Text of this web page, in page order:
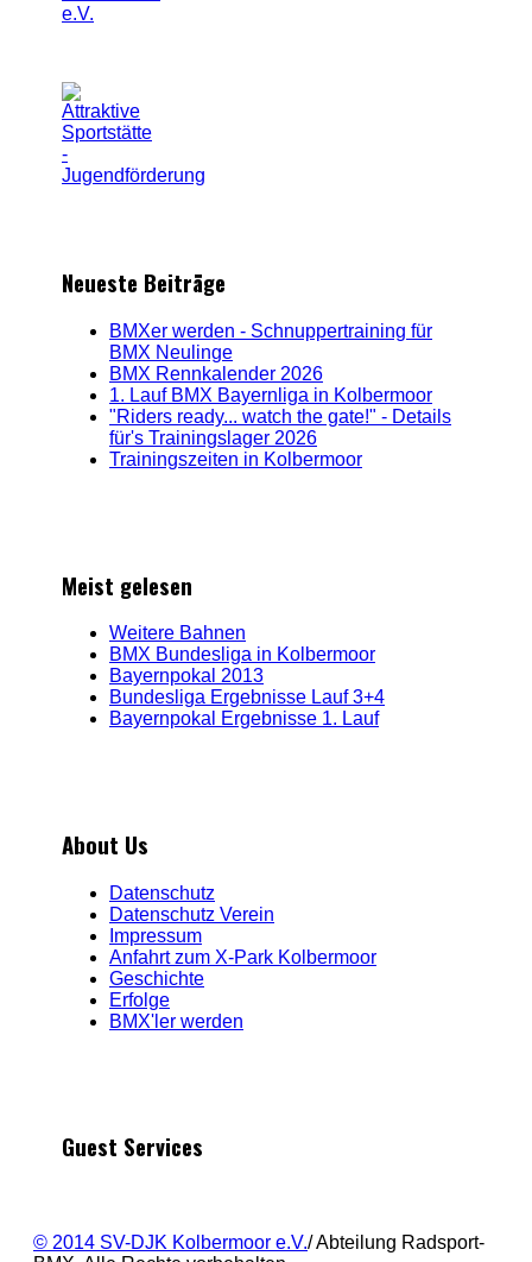
Neueste Beiträge
BMXer werden - Schnuppertraining für
BMX Neulinge
BMX Rennkalender 2026
1. Lauf BMX Bayernliga in Kolbermoor
"Riders ready... watch the gate!" - Details
für's Trainingslager 2026
Trainingszeiten in Kolbermoor
Meist gelesen
Weitere Bahnen
BMX Bundesliga in Kolbermoor
Bayernpokal 2013
Bundesliga Ergebnisse Lauf 3+4
Bayernpokal Ergebnisse 1. Lauf
About Us
Datenschutz
Datenschutz Verein
Impressum
Anfahrt zum X-Park Kolbermoor
Geschichte
Erfolge
BMX'ler werden
Guest Services
© 2014 SV-DJK Kolbermoor e.V./ Abteilung Radsport-